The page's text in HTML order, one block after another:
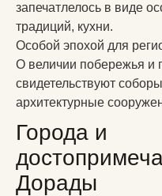
запечатлелось в виде
традиций, кухни.
Особой эпохой для
О величии побережья и
свидетельствуют
архитектурные
Города и
Дорады